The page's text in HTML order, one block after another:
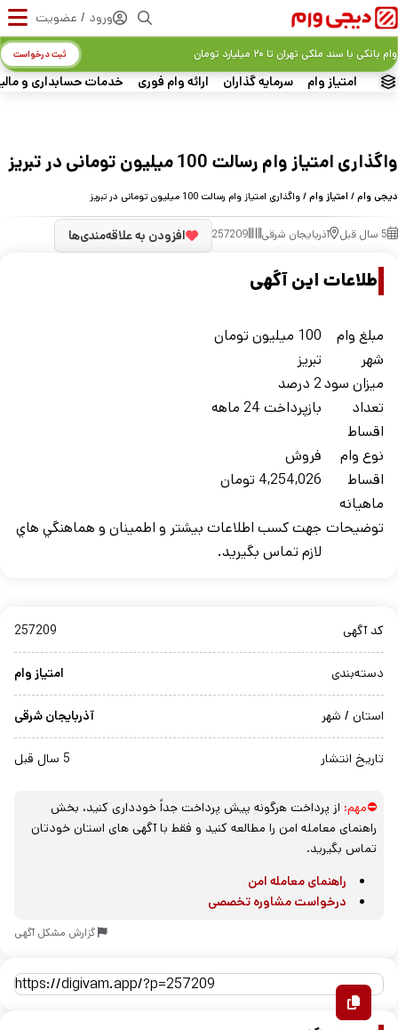
ورود / عضویت
امتیاز وام سرمایه گذاران ارائه وام فوری خدمات حسابداری و
وام بانکی با سند ملکی تهران تا ۲۰ میلیارد تومان ثبت درخواست
واگذاری امتیاز وام رسالت 100 میلیون تومانی در تبریز
دیجی وام/ امتیاز وام/ واگذاری امتیاز وام رسالت 100 میلیون تومانی در تبریز
5 سال قبل آذربایجان شرقی 257209 افزودن به علاقه‌مندی‌ها
اطلاعات این آگهی
مبلغ وام
100 میلیون تومان
شهر
تبریز
ميزان سود2 درصد
تعداد
اقساط
بازپرداخت 24 ماهه
نوع وام
فروش
اقساط
ماهيانه
4,254,026 تومان
توضيحات جهت کسب اطلاعات بيشتر و اطمينان و هماهنگي هاي
لازم تماس بگيريد.
کد آگهی 257209
دسته‌بندی امتیاز وام
استان / شهر آذربایجان شرقی
تاریخ انتشار 5 سال قبل
⛔مهم: از پرداخت هرگونه پیش پرداخت جداً خودداری کنید، بخش
راهنمای معامله امن را مطالعه کنید و فقط با آگهی های استان خودتان
تماس بگیرید.
راهنمای معامله امن
درخواست مشاوره تخصصی
گزارش مشکل آگهی